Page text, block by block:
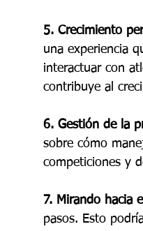
5. Crecimiento
una experiencia
interactuar con
contribuye al
6. Gestión de la
sobre cómo
competiciones y
7. Mirando hacia
pasos. Esto